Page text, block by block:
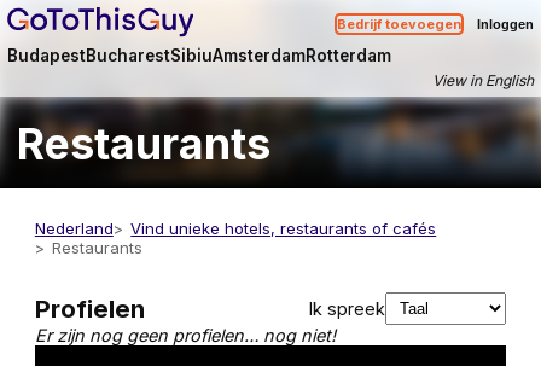
Bedrijf toevoegen Inloggen
BudapestBucharestSibiuAmsterdamRotterdam
View in English
Restaurants
Nederland
Vind unieke hotels, restaurants of cafés
Restaurants
Profielen
Ik spreek
Er zijn nog geen profielen… nog niet!